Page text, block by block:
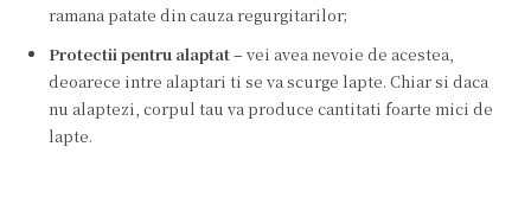
ramana patate din cauza regurgitarilor;
Protectii pentru alaptat – vei avea nevoie de acestea,
deoarece intre alaptari ti se va scurge lapte. Chiar si daca
nu alaptezi, corpul tau va produce cantitati foarte mici de
lapte.